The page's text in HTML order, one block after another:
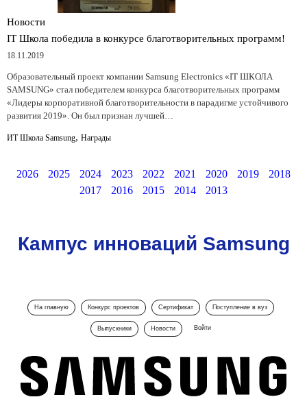
Новости
IT Школа победила в конкурсе благотворительных программ!
18.11.2019
Образовательный проект компании Samsung Electronics «IT ШКОЛА
SAMSUNG» стал победителем конкурса благотворительных программ
«Лидеры корпоративной благотворительности в парадигме устойчивого
развития 2019». Он был признан лучшей…
ИТ Школа Samsung, Награды
2026 2025 2024 2023 2022 2021 2020 2019
2018
2017
2016 2015 2014 2013
Кампус инноваций Samsung
На главную Конкурс проектов Сертификат Поступление в вуз
Выпускники Новости Войти